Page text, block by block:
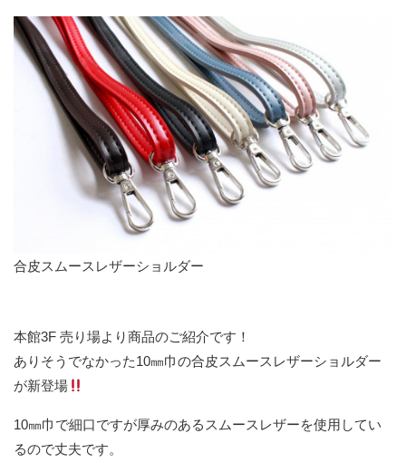
合皮スムースレザーショルダー
本館3F 売り場より商品のご紹介です！
ありそうでなかった10㎜巾の合皮スムースレザーショルダー
が新登場
10㎜巾で細口ですが厚みのあるスムースレザーを使用してい
るので丈夫です。